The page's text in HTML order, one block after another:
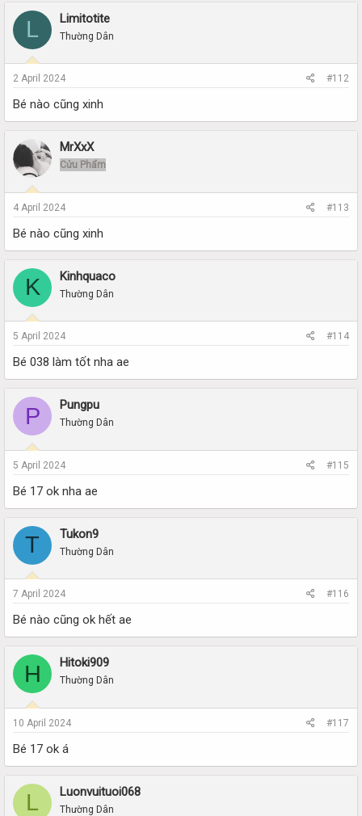
L Limitotite
Thường Dân
2 April 2024 #112
Bé nào cũng xinh
MrXxX
Cửu Phẩm
4 April 2024 #113
Bé nào cũng xinh
K Kinhquaco
Thường Dân
5 April 2024 #114
Bé 038 làm tốt nha ae
P Pungpu
Thường Dân
5 April 2024 #115
Bé 17 ok nha ae
T Tukon9
Thường Dân
7 April 2024 #116
Bé nào cũng ok hết ae
H Hitoki909
Thường Dân
10 April 2024 #117
Bé 17 ok á
L Luonvuituoi068
Thường Dân